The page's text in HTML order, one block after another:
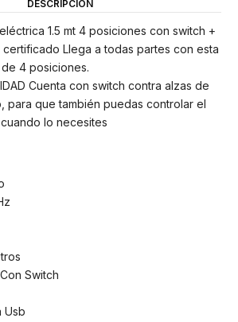
DESCRIPCIÓN
1.5 mt 4 posiciones con switch +
certificado Llega a todas partes con esta
4 posiciones.
Cuenta con switch contra alzas de
para que también puedas controlar el
lo necesites
Switch
Usb